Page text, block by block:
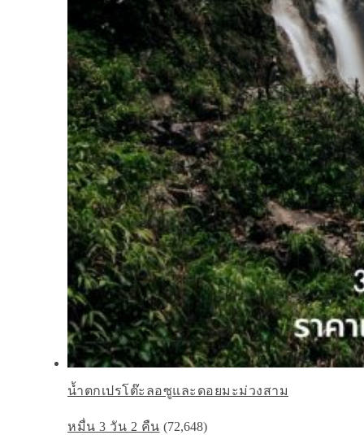
น้ำตกเปรโต๊ะลอซูและดอยมะม่วงสาม
หมื่น 3 วัน 2 คืน (72,648)